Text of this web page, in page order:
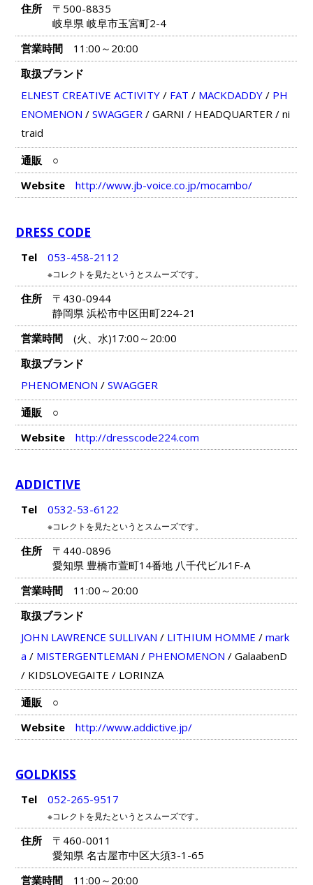
住所
〒500-8835
岐阜県 岐阜市玉宮町2-4
営業時間
11:00～20:00
取扱ブランド
ELNEST CREATIVE ACTIVITY/ FAT / MACKDADDY/ PH
ENOMENON / SWAGGER/ GARNI / HEADQUARTER/ ni
traid
通販
○
Website
http://www.jb-voice.co.jp/mocambo/
DRESS CODE
Tel 053-458-2112
※コレクトを見たというとスムーズです。
住所
〒430-0944
静岡県 浜松市中区田町224-21
営業時間
(火、水)17:00～20:00
取扱ブランド
PHENOMENON / SWAGGER
通販
○
Website
http://dresscode224.com
ADDICTIVE
Tel 0532-53-6122
※コレクトを見たというとスムーズです。
住所
〒440-0896
愛知県 豊橋市萱町14番地 八千代ビル1F-A
営業時間
11:00～20:00
取扱ブランド
JOHN LAWRENCE SULLIVAN / LITHIUM HOMME / mark
a / MISTERGENTLEMAN / PHENOMENON / GalaabenD
/ KIDSLOVEGAITE / LORINZA
通販
○
Website
http://www.addictive.jp/
GOLDKISS
Tel 052-265-9517
※コレクトを見たというとスムーズです。
住所
〒460-0011
愛知県 名古屋市中区大須3-1-65
営業時間
11:00～20:00